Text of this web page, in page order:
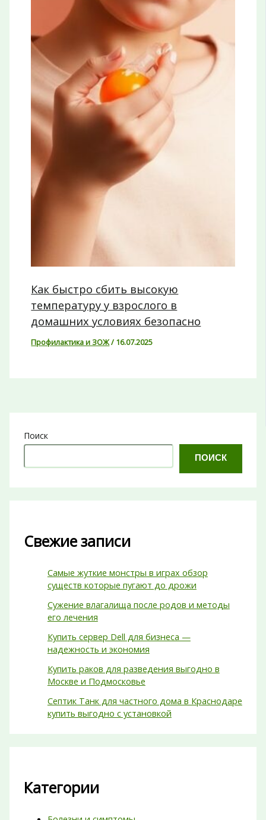
Как быстро сбить высокую
температуру у взрослого в
домашних условиях безопасно
Профилактика и ЗОЖ/ 16.07.2025
Поиск
ПОИСК
Свежие записи
Самые жуткие монстры в играх обзор
существ которые пугают до дрожи
Сужение влагалища после родов и методы
его лечения
Купить сервер Dell для бизнеса —
надежность и экономия
Купить раков для разведения выгодно в
Москве и Подмосковье
Септик Танк для частного дома в Краснодаре
купить выгодно с установкой
Категории